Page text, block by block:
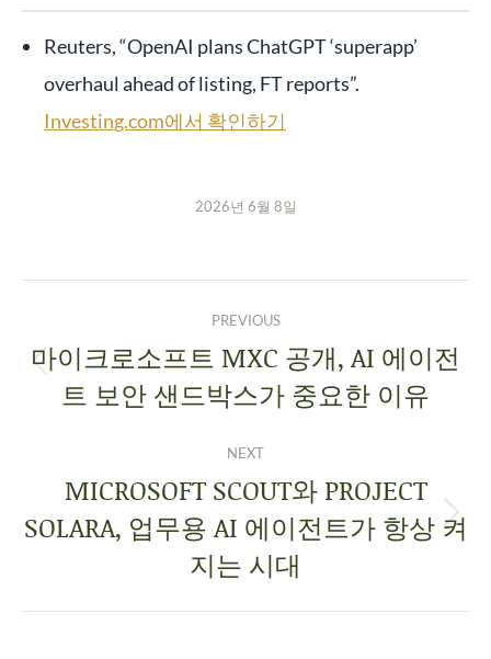
Reuters, “OpenAI plans ChatGPT ‘superapp’
overhaul ahead of listing, FT reports”.
Investing.com에서 확인하기
2026년 6월 8일
PREVIOUS
마이크로소프트 MXC 공개, AI 에이전
트 보안 샌드박스가 중요한 이유
NEXT
MICROSOFT SCOUT와 PROJECT
SOLARA, 업무용 AI 에이전트가 항상 켜
지는 시대